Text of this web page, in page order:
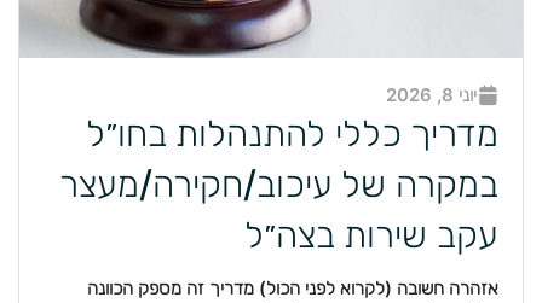
יוני 8, 2026
מדריך כללי להתנהלות בחו״ל
במקרה של עיכוב/חקירה/מעצר
עקב שירות בצה״ל
אזהרה חשובה (לקרוא לפני הכול) מדריך זה מספק הכוונה